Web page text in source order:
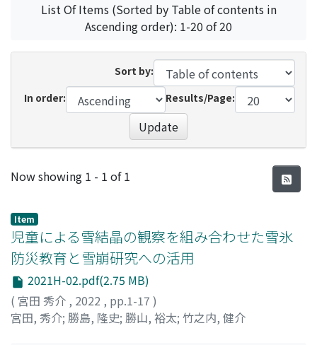
List Of Items (Sorted by Table of contents in
Ascending order): 1-20 of 20
Sort by:
In order:
Results/Page:
Update
Recent Submissions
Now showing 1 - 1 of 1
Item
児童による雪結晶の観察を組み合わせた雪氷
防災教育と雪崩研究への活用
2021H-02.pdf(2.75 MB)
( 宮田 秀介 , 2022 , pp.1-17 )
宮田, 秀介; 勝島, 隆史; 勝山, 裕太; 竹之内, 健介